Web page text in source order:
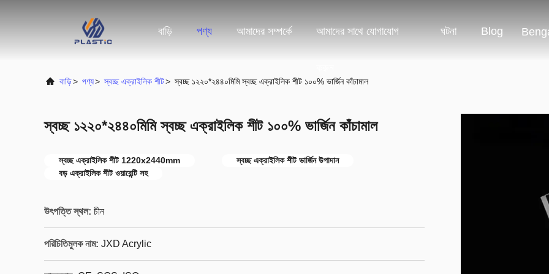
বাড়ি পণ্য আমাদের সম্পর্কে আমাদের সাথে যোগাযোগ ঘটনা Blog
বাড়ি> পণ্য> স্বচ্ছ এক্রাইলিক শীট> স্বচ্ছ ১২২০*২৪৪০মিমি স্বচ্ছ এক্রাইলিক শীট ১০০% ভার্জিন কাঁচামাল
স্বচ্ছ ১২২০*২৪৪০মিমি স্বচ্ছ এক্রাইলিক শীট ১০০% ভার্জিন কাঁচামাল
স্বচ্ছ এক্রাইলিক শীট 1220x2440mm
স্বচ্ছ এক্রাইলিক শীট ভার্জিন উপাদান
বড় এক্রাইলিক শীট ওয়ারেন্টি সহ
উৎপত্তি স্থল: চীন
পরিচিতিমুলক নাম: JXD Acrylic